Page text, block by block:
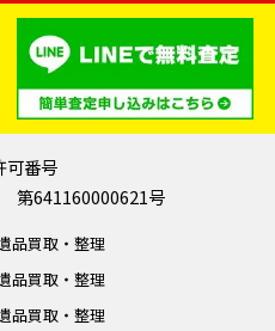
可番号
第641160000621号
品買取・整理
品買取・整理
品買取・整理